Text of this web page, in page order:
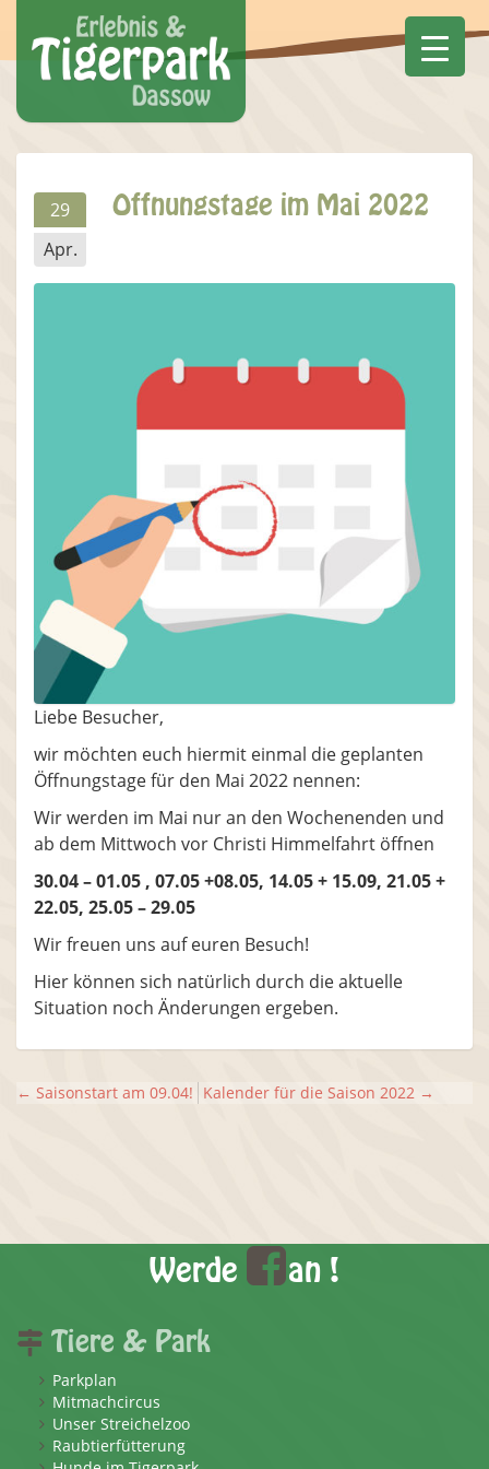
29
Apr.
Öffnungstage im Mai 2022
Liebe Besucher,
wir möchten euch hiermit einmal die geplanten
Öffnungstage für den Mai 2022 nennen:
Wir werden im Mai nur an den Wochenenden und
ab dem Mittwoch vor Christi Himmelfahrt öffnen
30.04 – 01.05 , 07.05 +08.05, 14.05 + 15.09, 21.05 +
22.05, 25.05 – 29.05
Wir freuen uns auf euren Besuch!
Hier können sich natürlich durch die aktuelle
Situation noch Änderungen ergeben.
← Saisonstart am 09.04! Kalender für die Saison 2022 →
Werde an !
Tiere & Park
Parkplan
Mitmachcircus
Unser Streichelzoo
Raubtierfütterung